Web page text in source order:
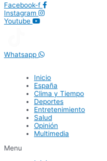
Facebook-f
Instagram
Youtube
Whatsapp
Inicio
España
Clima y Tiempo
Deportes
Entretenimiento
Salud
Opinión
Multimedia
Menu